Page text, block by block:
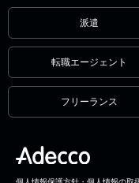
派遣
転職エージェント
フリーランス